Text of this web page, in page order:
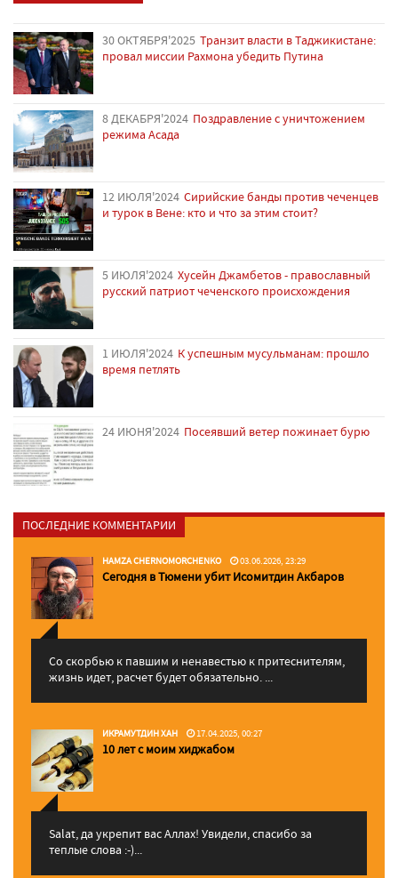
30 ОКТЯБРЯ'2025 Транзит власти в Таджикистане:
провал миссии Рахмона убедить Путина
8 ДЕКАБРЯ'2024 Поздравление с уничтожением
режима Асада
12 ИЮЛЯ'2024 Сирийские банды против чеченцев
и турок в Вене: кто и что за этим стоит?
5 ИЮЛЯ'2024 Хусейн Джамбетов - православный
русский патриот чеченского происхождения
1 ИЮЛЯ'2024 К успешным мусульманам: прошло
время петлять
24 ИЮНЯ'2024 Посеявший ветер пожинает бурю
ПОСЛЕДНИЕ КОММЕНТАРИИ
HAMZA CHERNOMORCHENKO 03.06.2026, 23:29
Сегодня в Тюмени убит Исомитдин Акбаров
Со скорбью к павшим и ненавестью к притеснителям,
жизнь идет, расчет будет обязательно. ...
ИКРАМУТДИН ХАН 17.04.2025, 00:27
10 лет с моим хиджабом
Salat, да укрепит вас Аллаx! Увидели, спасибо за
теплые слова :-)...